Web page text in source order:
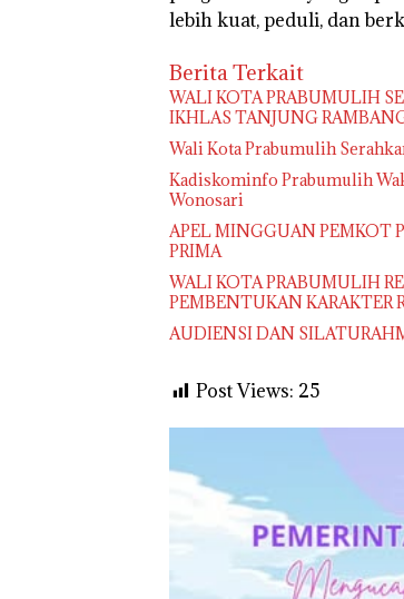
lebih kuat, peduli, dan
Berita Terkait
WALI KOTA PRABUMULIH
IKHLAS TANJUNG
Wali Kota Prabumulih
Kadiskominfo Prabumulih
Wonosari
APEL MINGGUAN PEMKOT
PRIMA
WALI KOTA PRABUMULIH
PEMBENTUKAN KARAKTER
AUDIENSI DAN
Post Views: 25